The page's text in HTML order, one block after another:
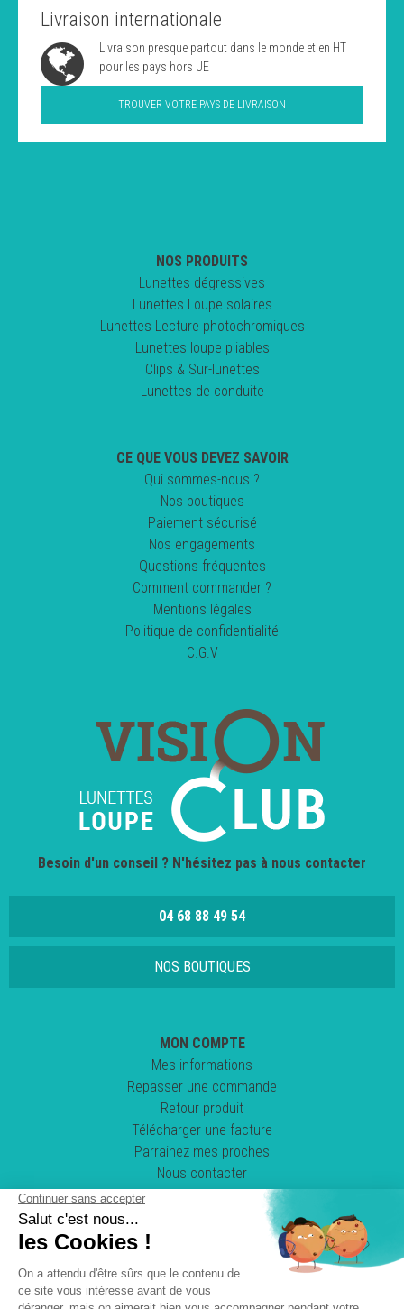
Livraison internationale
Livraison presque partout dans le monde et en HT
pour les pays hors UE
TROUVER VOTRE PAYS DE LIVRAISON
NOS PRODUITS
Lunettes dégressives
Lunettes Loupe solaires
Lunettes Lecture photochromiques
Lunettes loupe pliables
Clips & Sur-lunettes
Lunettes de conduite
CE QUE VOUS DEVEZ SAVOIR
Qui sommes-nous ?
Nos boutiques
Paiement sécurisé
Nos engagements
Questions fréquentes
Comment commander ?
Mentions légales
Politique de confidentialité
C.G.V
Besoin d'un conseil ? N'hésitez pas à nous contacter
04 68 88 49 54
NOS BOUTIQUES
MON COMPTE
Mes informations
Repasser une commande
Retour produit
Télécharger une facture
Parrainez mes proches
Nous contacter